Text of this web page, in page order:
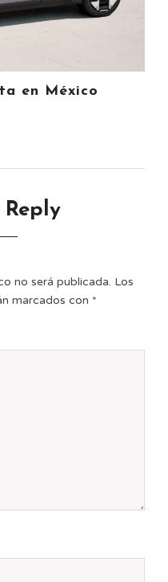
en México
Reply
no será publicada. Los
marcados con *